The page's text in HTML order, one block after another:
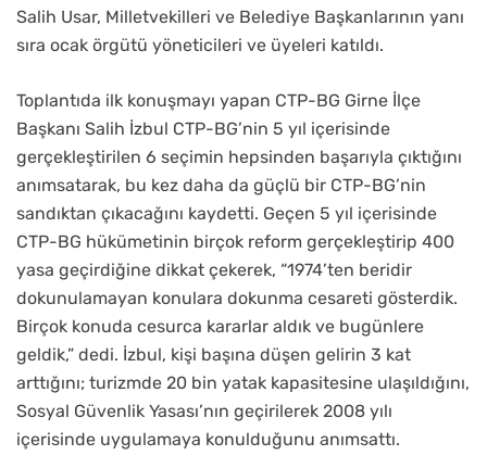
Salih Usar, Milletvekilleri ve Belediye Başkanlarının yanı
sıra ocak örgütü yöneticileri ve üyeleri katıldı.
Toplantıda ilk konuşmayı yapan CTP-BG Girne İlçe
Başkanı Salih İzbul CTP-BG’nin 5 yıl içerisinde
gerçekleştirilen 6 seçimin hepsinden başarıyla çıktığını
anımsatarak, bu kez daha da güçlü bir CTP-BG’nin
sandıktan çıkacağını kaydetti. Geçen 5 yıl içerisinde
CTP-BG hükümetinin birçok reform gerçekleştirip 400
yasa geçirdiğine dikkat çekerek, “1974’ten beridir
dokunulamayan konulara dokunma cesareti gösterdik.
Birçok konuda cesurca kararlar aldık ve bugünlere
geldik,” dedi. İzbul, kişi başına düşen gelirin 3 kat
arttığını; turizmde 20 bin yatak kapasitesine ulaşıldığını,
Sosyal Güvenlik Yasası’nın geçirilerek 2008 yılı
içerisinde uygulamaya konulduğunu anımsattı.